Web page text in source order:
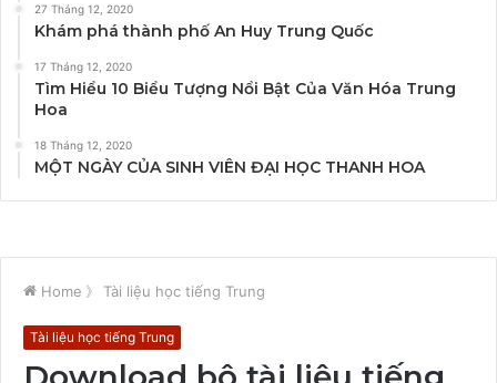
27 Tháng 12, 2020
Khám phá thành phố An Huy Trung Quốc
17 Tháng 12, 2020
Tìm Hiểu 10 Biểu Tượng Nổi Bật Của Văn Hóa Trung
Hoa
18 Tháng 12, 2020
MỘT NGÀY CỦA SINH VIÊN ĐẠI HỌC THANH HOA